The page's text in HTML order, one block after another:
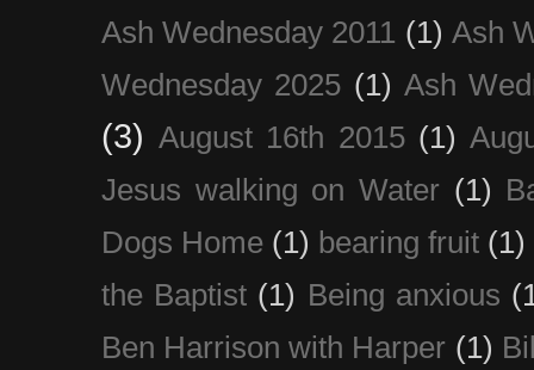
Ash Wednesday 2011 (1) Ash
Wednesday 2025 (1) Ash
(3) August 16th 2015 (1)
Jesus walking on Water (1)
Dogs Home (1) bearing fruit (1)
the Baptist (1) Being anxious
Ben Harrison with Harper (1)